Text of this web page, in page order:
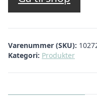
var:
kr.
Varenummer (SKU):
Kategori: Produkter